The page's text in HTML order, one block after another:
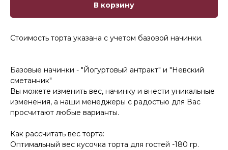
В корзину
Стоимость торта указана с учетом базовой начинки.
Базовые начинки - "Йогуртовый антракт" и "Невский
сметанник"
Вы можете изменить вес, начинку и внести уникальные
изменения, а наши менеджеры с радостью для Вас
просчитают любые варианты.
Как рассчитать вес торта:
Оптимальный вес кусочка торта для гостей -180 гр.